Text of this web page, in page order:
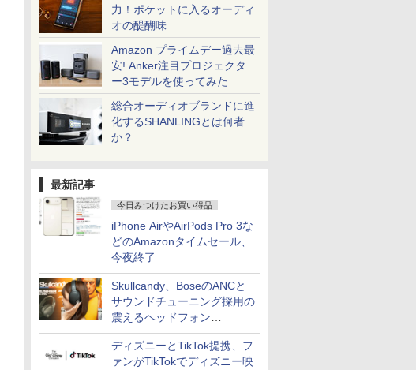
力！ポケットに入るオーディ
オの醍醐味
Amazon プライムデー過去最
安! Anker注目プロジェクタ
ー3モデルを使ってみた
総合オーディオブランドに進
化するSHANLINGとは何者
か？
最新記事
今日みつけたお買い得品
iPhone AirやAirPods Pro 3な
どのAmazonタイムセール、
今夜終了
Skullcandy、BoseのANCと
サウンドチューニング採用の
震えるヘッドフォン
「Crusher 1080 ANC」
ディズニーとTikTok提携、フ
ァンがTikTokでディズニー映